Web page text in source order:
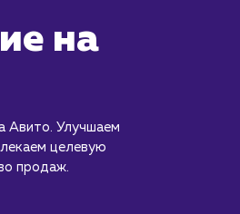
на
Авито. Улучшаем
целевую
продаж.